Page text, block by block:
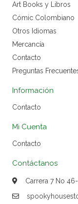
Art Books y Libros
Cómic Colombiano
Otros Idiomas
Mercancía
Contacto
Preguntas
Información
Contacto
Mi Cuenta
Contacto
Contáctanos
Carrera 7 No